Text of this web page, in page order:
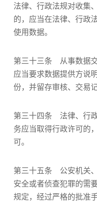
法律、行政法规对收集
的，应当在法律、行政
使用数据。
第三十三条 从事数据交
应当要求数据提供方说
份，并留存审核、交易记
第三十四条 法律、行
务应当取得行政许可的
可。
第三十五条 公安机关
安全或者侦查犯罪的需
规定，经过严格的批准